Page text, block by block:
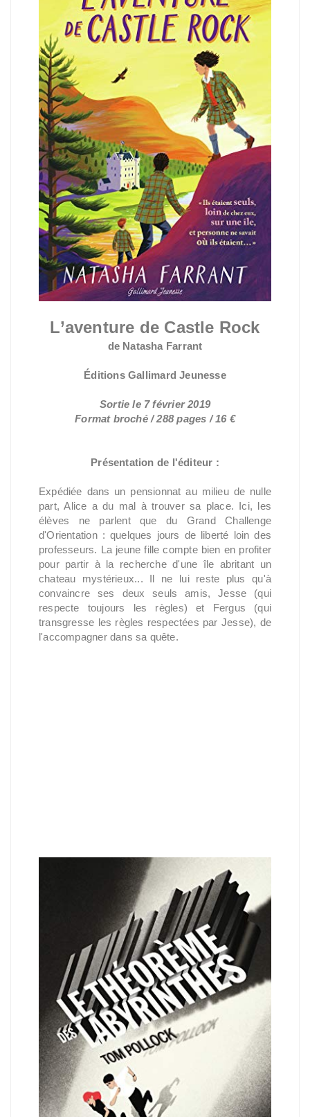
L’aventure de Castle Rock
de Natasha Farrant
Éditions Gallimard Jeunesse
Sortie le 7 février 2019
Format broché / 288 pages / 16 €
Présentation de l'éditeur :
Expédiée dans un pensionnat au milieu de nulle
part, Alice a du mal à trouver sa place. Ici, les
élèves ne parlent que du Grand Challenge
d'Orientation : quelques jours de liberté loin des
professeurs. La jeune fille compte bien en profiter
pour partir à la recherche d'une île abritant un
chateau mystérieux... Il ne lui reste plus qu'à
convaincre ses deux seuls amis, Jesse (qui
respecte toujours les règles) et Fergus (qui
transgresse les règles respectées par Jesse), de
l'accompagner dans sa quête.